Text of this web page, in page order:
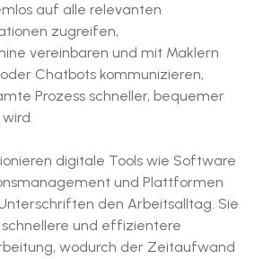
auf alle relevanten
zugreifen,
vereinbaren und mit Maklern
Chatbots kommunizieren,
Prozess schneller, bequemer
digitale Tools wie Software
und Plattformen
den Arbeitsalltag. Sie
und effizientere
wodurch der Zeitaufwand